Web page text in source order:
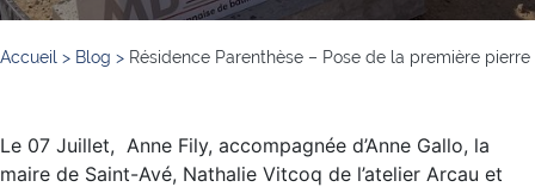
Accueil > Blog > Résidence Parenthèse – Pose de la première pierre
Le 07 Juillet, Anne Fily, accompagnée d’Anne Gallo, la
maire de Saint-Avé, Nathalie Vitcoq de l’atelier Arcau et